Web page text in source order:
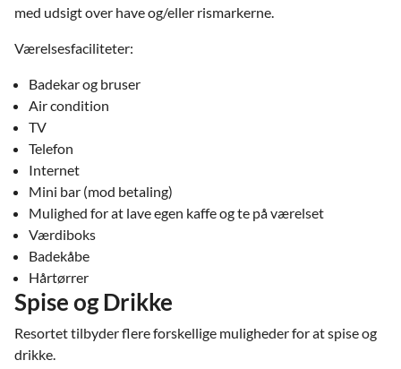
med udsigt over have og/eller rismarkerne.
Værelsesfaciliteter:
Badekar og bruser
Air condition
TV
Telefon
Internet
Mini bar (mod betaling)
Mulighed for at lave egen kaffe og te på værelset
Værdiboks
Badekåbe
Hårtørrer
Spise og Drikke
Resortet tilbyder flere forskellige muligheder for at spise og
drikke.